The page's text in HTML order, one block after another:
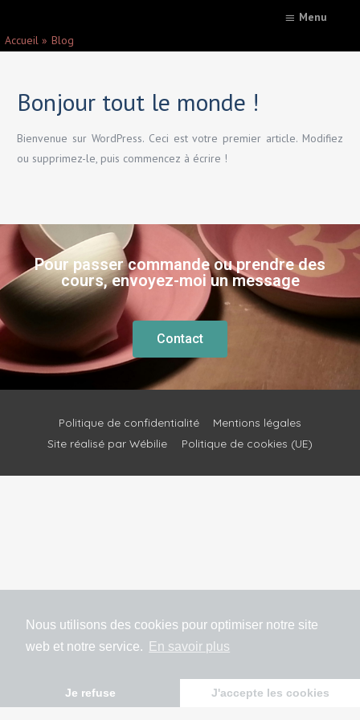
Nous utilisons des cookies pour optimiser notre site
web et notre service.
En savoir plus
Je refuse J'accepte les cookies
Menu
Accueil
Blog
Bonjour tout le monde !
Bienvenue sur WordPress. Ceci est votre premier article. Modifiez
ou supprimez-le, puis commencez à écrire !
Pour passer commande ou prendre des
cours, envoyez-moi un message
Contact
Politique de confidentialité
Mentions légales
Site réalisé par Wébilie
Politique de cookies (UE)